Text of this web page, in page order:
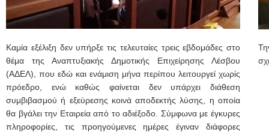
Καμία εξέλιξη δεν υπήρξε τις τελευταίες τρεις εβδομάδες στο
θέμα της Αναπτυξιακής Δημοτικής Επιχείρησης Λέσβου
(ΑΔΕΛ), που εδώ και ενάμιση μήνα περίπου λειτουργεί χωρίς
πρόεδρο, ενώ καθώς φαίνεται δεν υπάρχει διάθεση
συμβιβασμού ή εξεύρεσης κοινά αποδεκτής λύσης, η οποία
θα βγάλει την Εταιρεία από το αδιέξοδο. Σύμφωνα με έγκυρες
πληροφορίες, τις προηγούμενες ημέρες έγιναν διάφορες